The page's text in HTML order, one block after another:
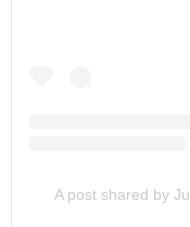
A post shared by